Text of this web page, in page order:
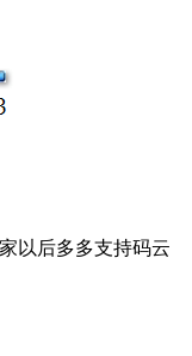
以后多多支持码云